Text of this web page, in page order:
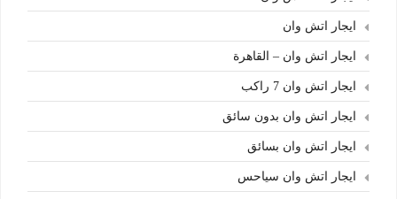
ايجار اتش وان
ايجار اتش وان – القاهرة
ايجار اتش وان 7 راكب
ايجار اتش وان بدون سائق
ايجار اتش وان بسائق
ايجار اتش وان سياحس